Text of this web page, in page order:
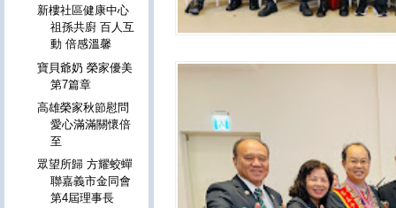
新樓社區健康中心
祖孫共廚 百人互
動 倍感溫馨
寶貝爺奶 榮家優美
第7篇章
高雄榮家秋節慰問
愛心滿滿關懷倍
至
眾望所歸 方耀蛟蟬
聯嘉義市金同會
第4屆理事長